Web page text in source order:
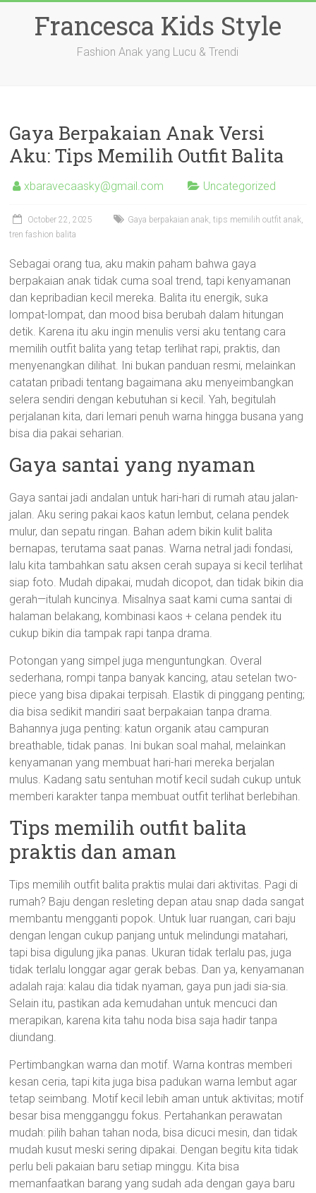
contentFrancesca Kids Style
Fashion Anak yang Lucu & Trendi
Gaya Berpakaian Anak Versi
Aku: Tips Memilih Outfit Balita
xbaravecaasky@gmail.com Uncategorized
October 22, 2025
Gaya berpakaian anak, tips memilih outfit anak,
tren fashion balita
Sebagai orang tua, aku makin paham bahwa gaya
berpakaian anak tidak cuma soal trend, tapi kenyamanan
dan kepribadian kecil mereka. Balita itu energik, suka
lompat-lompat, dan mood bisa berubah dalam hitungan
detik. Karena itu aku ingin menulis versi aku tentang cara
memilih outfit balita yang tetap terlihat rapi, praktis, dan
menyenangkan dilihat. Ini bukan panduan resmi, melainkan
catatan pribadi tentang bagaimana aku menyeimbangkan
selera sendiri dengan kebutuhan si kecil. Yah, begitulah
perjalanan kita, dari lemari penuh warna hingga busana yang
bisa dia pakai seharian.
Gaya santai yang nyaman
Gaya santai jadi andalan untuk hari-hari di rumah atau jalan-
jalan. Aku sering pakai kaos katun lembut, celana pendek
mulur, dan sepatu ringan. Bahan adem bikin kulit balita
bernapas, terutama saat panas. Warna netral jadi fondasi,
lalu kita tambahkan satu aksen cerah supaya si kecil terlihat
siap foto. Mudah dipakai, mudah dicopot, dan tidak bikin dia
gerah—itulah kuncinya. Misalnya saat kami cuma santai di
halaman belakang, kombinasi kaos + celana pendek itu
cukup bikin dia tampak rapi tanpa drama.
Potongan yang simpel juga menguntungkan. Overal
sederhana, rompi tanpa banyak kancing, atau setelan two-
piece yang bisa dipakai terpisah. Elastik di pinggang penting;
dia bisa sedikit mandiri saat berpakaian tanpa drama.
Bahannya juga penting: katun organik atau campuran
breathable, tidak panas. Ini bukan soal mahal, melainkan
kenyamanan yang membuat hari-hari mereka berjalan
mulus. Kadang satu sentuhan motif kecil sudah cukup untuk
memberi karakter tanpa membuat outfit terlihat berlebihan.
Tips memilih outfit balita
praktis dan aman
Tips memilih outfit balita praktis mulai dari aktivitas. Pagi di
rumah? Baju dengan resleting depan atau snap dada sangat
membantu mengganti popok. Untuk luar ruangan, cari baju
dengan lengan cukup panjang untuk melindungi matahari,
tapi bisa digulung jika panas. Ukuran tidak terlalu pas, juga
tidak terlalu longgar agar gerak bebas. Dan ya, kenyamanan
adalah raja: kalau dia tidak nyaman, gaya pun jadi sia-sia.
Selain itu, pastikan ada kemudahan untuk mencuci dan
merapikan, karena kita tahu noda bisa saja hadir tanpa
diundang.
Pertimbangkan warna dan motif. Warna kontras memberi
kesan ceria, tapi kita juga bisa padukan warna lembut agar
tetap seimbang. Motif kecil lebih aman untuk aktivitas; motif
besar bisa mengganggu fokus. Pertahankan perawatan
mudah: pilih bahan tahan noda, bisa dicuci mesin, dan tidak
mudah kusut meski sering dipakai. Dengan begitu kita tidak
perlu beli pakaian baru setiap minggu. Kita bisa
memanfaatkan barang yang sudah ada dengan gaya baru